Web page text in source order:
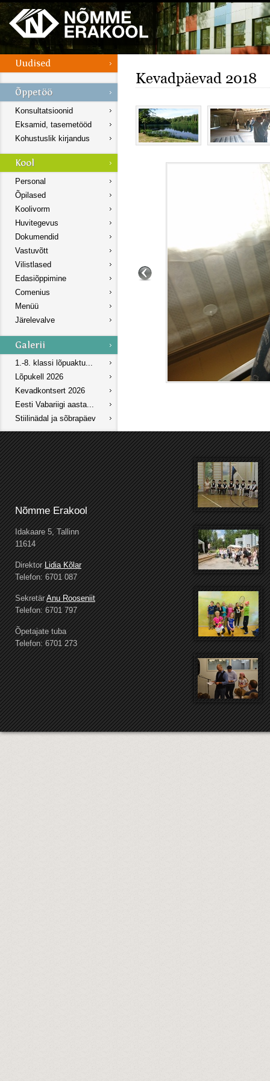
Konsultatsioonid
Eksamid, tasemetööd
Kohustuslik kirjandus
Personal
Õpilased
Koolivorm
Huvitegevus
Dokumendid
Vastuvõtt
Vilistlased
Edasiõppimine
Comenius
Menüü
Järelevalve
1.-8. klassi lõpuaktu...
Lõpukell 2026
Kevadkontsert 2026
Eesti Vabariigi aasta...
Stiilinädal ja sõbrapäev
Kevadpäevad 2018
Nõmme Erakool
Idakaare 5, Tallinn
11614
DirektorLidia Kõlar
Telefon: 6701 087
SekretärAnu Rooseniit
Telefon: 6701 797
Õpetajate tuba
Telefon: 6701 273